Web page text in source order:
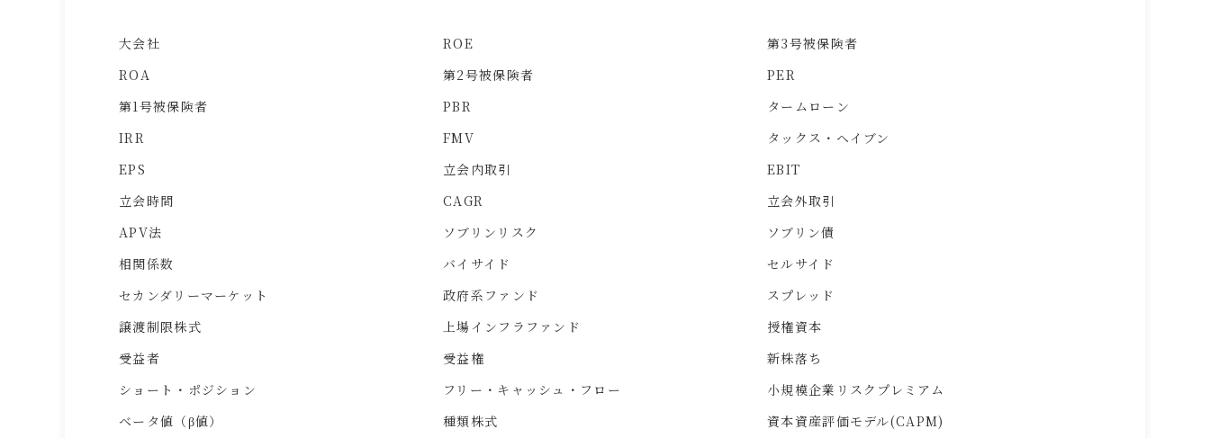
大会社 ROE
第3号被保険者
ROA
第2号被保険者
PER
第1号被保険者
PBR
タームローン
IRR
FMV
タックス・ヘイブン
EPS
立会内取引
EBIT
立会時間
CAGR
立会外取引
APV法
ソブリンリスク
ソブリン債
相関係数
バイサイド
セルサイド
セカンダリーマーケット
政府系ファンド
スプレッド
譲渡制限株式
上場インフラファンド
授権資本
受益者
受益権
新株落ち
ショート・ポジション
フリー・キャッシュ・フロー
小規模企業リスクプレミアム
ベータ値（β値）
種類株式
資本資産評価モデル(CAPM)